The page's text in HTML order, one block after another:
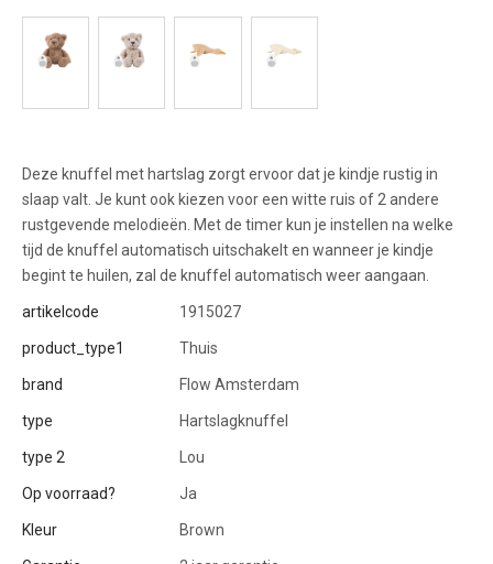
Deze knuffel met hartslag zorgt ervoor dat je kindje rustig in
slaap valt. Je kunt ook kiezen voor een witte ruis of 2 andere
rustgevende melodieën. Met de timer kun je instellen na welke
tijd de knuffel automatisch uitschakelt en wanneer je kindje
begint te huilen, zal de knuffel automatisch weer aangaan.
artikelcode 1915027
product_type1 Thuis
brand Flow Amsterdam
type Hartslagknuffel
type 2 Lou
Op voorraad? Ja
Kleur Brown